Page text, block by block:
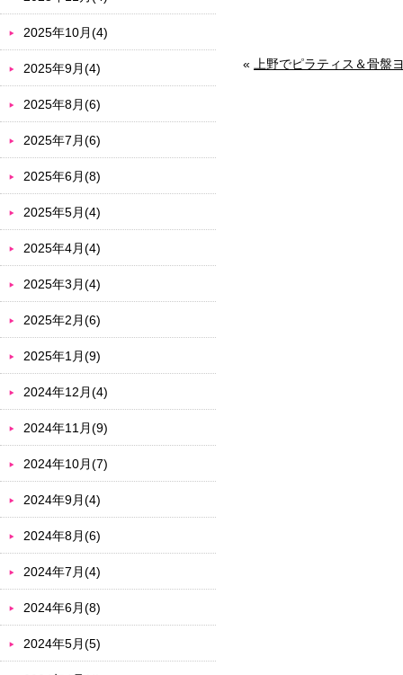
« 上野でピラティス＆骨盤
2025年10月(4)
2025年9月(4)
2025年8月(6)
2025年7月(6)
2025年6月(8)
2025年5月(4)
2025年4月(4)
2025年3月(4)
2025年2月(6)
2025年1月(9)
2024年12月(4)
2024年11月(9)
2024年10月(7)
2024年9月(4)
2024年8月(6)
2024年7月(4)
2024年6月(8)
2024年5月(5)